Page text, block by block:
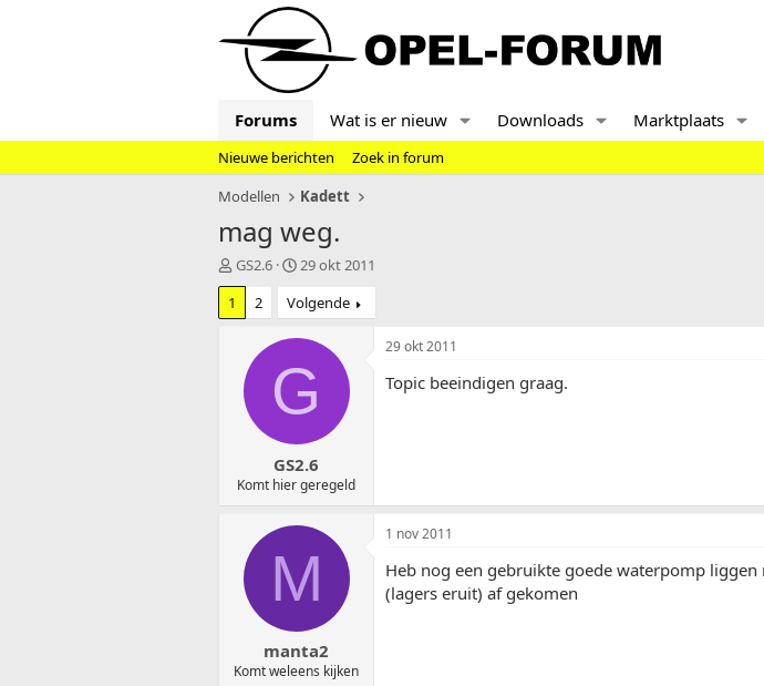
Forums Wat is er nieuw Downloads Marktplaats
Nieuwe berichten
Zoek in forum
Modellen
Kadett
mag weg.
T
o
i
r
GS2.6
S
a
r
t
d
t
m
29 okt 2011
1
2 Volgende
G
GS2.6
Komt hier geregeld
29 okt 2011
Topic beeindigen graag.
M
manta2
Komt weleens kijken
1 nov 2011
Heb nog een gebruikte goede waterpomp
(lagers eruit) af gekomen